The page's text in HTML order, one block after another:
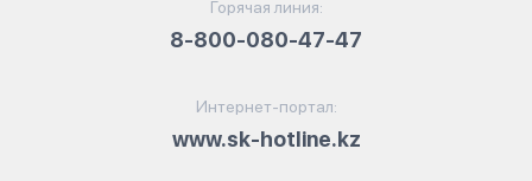
Горячая линия:
8-800-080-47-47
Интернет-портал:
www.sk-hotline.kz